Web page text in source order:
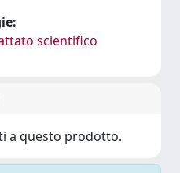
scientifico
a questo prodotto.